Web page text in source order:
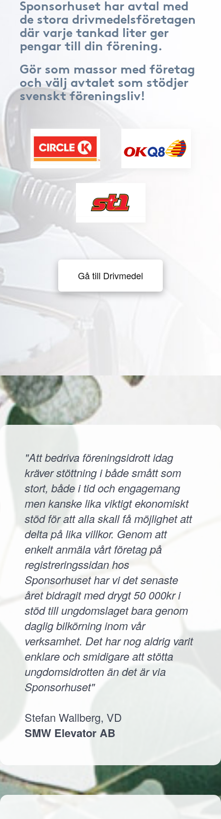
Sponsorhuset har avtal med
de stora drivmedelsföretagen
där varje tankad liter ger
pengar till din förening.
Gör som massor med företag
och välj avtalet som stödjer
svenskt föreningsliv!
Gå till Drivmedel
"Att bedriva föreningsidrott idag
kräver stöttning i både smått som
stort, både i tid och engagemang
men kanske lika viktigt ekonomiskt
stöd för att alla skall få möjlighet att
delta på lika villkor. Genom att
enkelt anmäla vårt företag på
registreringssidan hos
Sponsorhuset har vi det senaste
året bidragit med drygt 50 000kr i
stöd till ungdomslaget bara genom
daglig bilkörning inom vår
verksamhet. Det har nog aldrig varit
enklare och smidigare att stötta
ungdomsidrotten än det är via
Sponsorhuset"
Stefan Wallberg, VD
SMW Elevator AB